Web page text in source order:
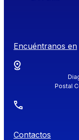
Encuéntranos en
Postal
Contactos